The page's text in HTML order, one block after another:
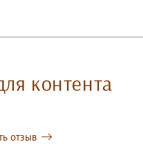
контента
отзыв